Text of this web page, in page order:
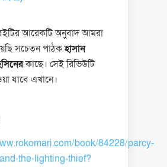
আরেকটি অনুবাদ আমরা
সচেতন পাঠকহাসান
কাছে। সেই রিভিউটি
যাবে এখানে।
book/84228/parcy-
the-lighting-thief?